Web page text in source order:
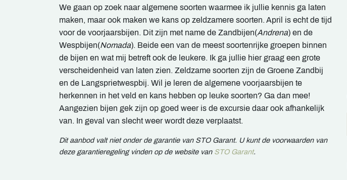
We gaan op zoek naar algemene soorten waarmee ik jullie kennis ga laten
maken, maar ook maken we kans op zeldzamere soorten. April is echt de tijd
voor de voorjaarsbijen. Dit zijn met name de Zandbijen(Andrena) en de
Wespbijen(Nomada). Beide een van de meest soortenrijke groepen binnen
de bijen en wat mij betreft ook de leukere. Ik ga jullie hier graag een grote
verscheidenheid van laten zien. Zeldzame soorten zijn de Groene Zandbij
en de Langsprietwespbij. Wil je leren de algemene voorjaarsbijen te
herkennen in het veld en kans hebben op leuke soorten? Ga dan mee!
Aangezien bijen gek zijn op goed weer is de excursie daar ook afhankelijk
van. In geval van slecht weer wordt deze verplaatst.
Dit aanbod valt niet onder de garantie van STO Garant. U kunt de voorwaarden van
deze garantieregeling vinden op de website van STO Garant.